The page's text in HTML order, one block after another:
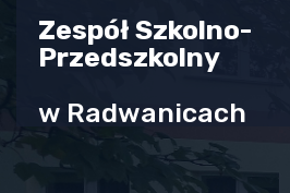
Zespół Szkolno-
Przedszkolny
w Radwanicach